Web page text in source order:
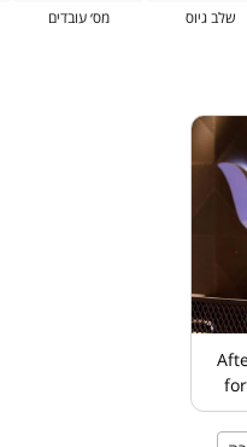
שלב גיוס מס׳ עובדים